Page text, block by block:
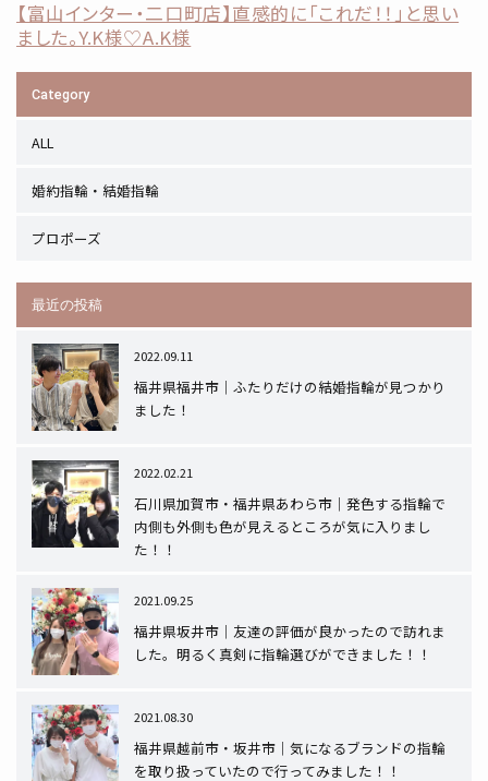
【富山インター・二口町店】直感的に「これだ！！」と思い
ました。Y.K様♡A.K様
Category
ALL
婚約指輪・結婚指輪
プロポーズ
最近の投稿
2022.09.11
福井県福井市｜ふたりだけの結婚指輪が見つかり
ました！
2022.02.21
石川県加賀市・福井県あわら市｜発色する指輪で
内側も外側も色が見えるところが気に入りまし
た！！
2021.09.25
福井県坂井市｜友達の評価が良かったので訪れま
した。明るく真剣に指輪選びができました！！
2021.08.30
福井県越前市・坂井市｜気になるブランドの指輪
を取り扱っていたので行ってみました！！